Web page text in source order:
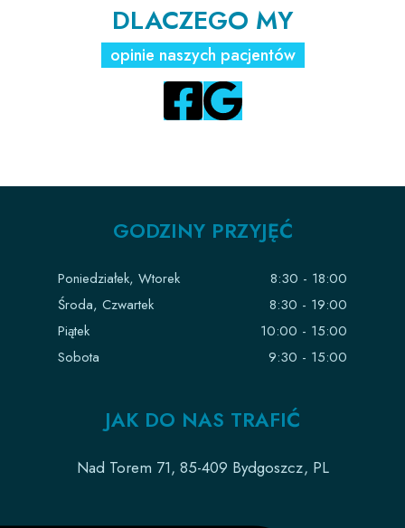
DLACZEGO MY
opinie naszych pacjentów
GODZINY PRZYJĘĆ
Poniedziałek, Wtorek
8:30 - 18:00
Środa, Czwartek
8:30 - 19:00
Piątek
10:00 - 15:00
Sobota
9:30 - 15:00
JAK DO NAS TRAFIĆ
Nad Torem 71, 85-409 Bydgoszcz, PL